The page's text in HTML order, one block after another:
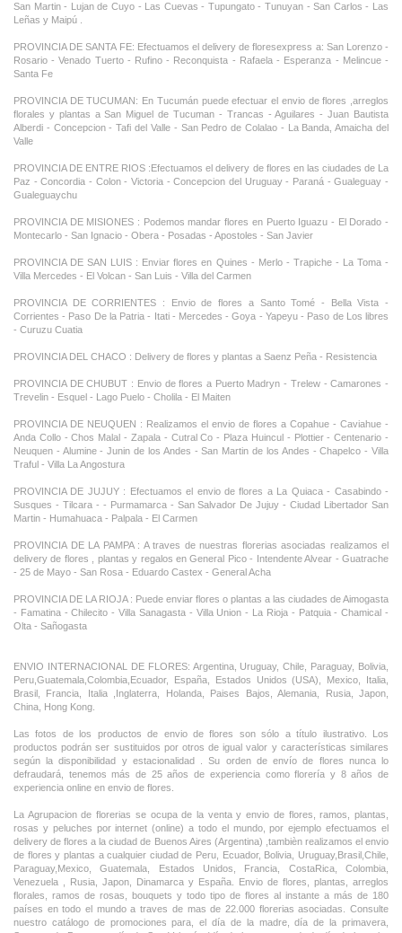
San Martin - Lujan de Cuyo - Las Cuevas - Tupungato - Tunuyan - San Carlos - Las
Leñas y Maipú .
PROVINCIA DE SANTA FE: Efectuamos el delivery de floresexpress a: San Lorenzo -
Rosario - Venado Tuerto - Rufino - Reconquista - Rafaela - Esperanza - Melincue -
Santa Fe
PROVINCIA DE TUCUMAN: En Tucumán puede efectuar el envio de flores ,arreglos
florales y plantas a San Miguel de Tucuman - Trancas - Aguilares - Juan Bautista
Alberdi - Concepcion - Tafi del Valle - San Pedro de Colalao - La Banda, Amaicha del
Valle
PROVINCIA DE ENTRE RIOS :Efectuamos el delivery de flores en las ciudades de La
Paz - Concordia - Colon - Victoria - Concepcion del Uruguay - Paraná - Gualeguay -
Gualeguaychu
PROVINCIA DE MISIONES : Podemos mandar flores en Puerto Iguazu - El Dorado -
Montecarlo - San Ignacio - Obera - Posadas - Apostoles - San Javier
PROVINCIA DE SAN LUIS : Enviar flores en Quines - Merlo - Trapiche - La Toma -
Villa Mercedes - El Volcan - San Luis - Villa del Carmen
PROVINCIA DE CORRIENTES : Envio de flores a Santo Tomé - Bella Vista -
Corrientes - Paso De la Patria - Itati - Mercedes - Goya - Yapeyu - Paso de Los libres
- Curuzu Cuatia
PROVINCIA DEL CHACO : Delivery de flores y plantas a Saenz Peña - Resistencia
PROVINCIA DE CHUBUT : Envio de flores a Puerto Madryn - Trelew - Camarones -
Trevelin - Esquel - Lago Puelo - Cholila - El Maiten
PROVINCIA DE NEUQUEN : Realizamos el envio de flores a Copahue - Caviahue -
Anda Collo - Chos Malal - Zapala - Cutral Co - Plaza Huincul - Plottier - Centenario -
Neuquen - Alumine - Junin de los Andes - San Martin de los Andes - Chapelco - Villa
Traful - Villa La Angostura
PROVINCIA DE JUJUY : Efectuamos el envio de flores a La Quiaca - Casabindo -
Susques - Tilcara - - Purmamarca - San Salvador De Jujuy - Ciudad Libertador San
Martin - Humahuaca - Palpala - El Carmen
PROVINCIA DE LA PAMPA : A traves de nuestras florerias asociadas realizamos el
delivery de flores , plantas y regalos en General Pico - Intendente Alvear - Guatrache
- 25 de Mayo - San Rosa - Eduardo Castex - General Acha
PROVINCIA DE LA RIOJA : Puede enviar flores o plantas a las ciudades de Aimogasta
- Famatina - Chilecito - Villa Sanagasta - Villa Union - La Rioja - Patquia - Chamical -
Olta - Sañogasta
ENVIO INTERNACIONAL DE FLORES: Argentina, Uruguay, Chile, Paraguay, Bolivia,
Peru,Guatemala,Colombia,Ecuador, España, Estados Unidos (USA), Mexico, Italia,
Brasil, Francia, Italia ,Inglaterra, Holanda, Paises Bajos, Alemania, Rusia, Japon,
China, Hong Kong.
Las fotos de los productos de envio de flores son sólo a título ilustrativo. Los
productos podrán ser sustituidos por otros de igual valor y características similares
según la disponibilidad y estacionalidad . Su orden de envío de flores nunca lo
defraudará, tenemos más de 25 años de experiencia como florería y 8 años de
experiencia online en envio de flores.
La Agrupacion de florerias se ocupa de la venta y envio de flores, ramos, plantas,
rosas y peluches por internet (online) a todo el mundo, por ejemplo efectuamos el
delivery de flores a la ciudad de Buenos Aires (Argentina) ,tambièn realizamos el envio
de flores y plantas a cualquier ciudad de Peru, Ecuador, Bolivia, Uruguay,Brasil,Chile,
Paraguay,Mexico, Guatemala, Estados Unidos, Francia, CostaRica, Colombia,
Venezuela , Rusia, Japon, Dinamarca y España. Envio de flores, plantas, arreglos
florales, ramos de rosas, bouquets y todo tipo de flores al instante a más de 180
países en todo el mundo a traves de mas de 22.000 florerias asociadas. Consulte
nuestro catálogo de promociones para, el día de la madre, día de la primavera,